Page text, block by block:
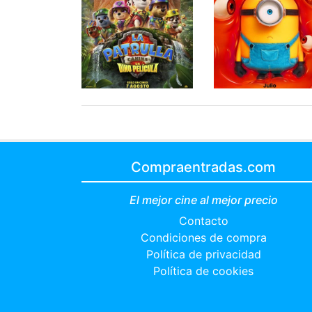
Compraentradas.com
El mejor cine al mejor precio
Contacto
Condiciones de compra
Política de privacidad
Política de cookies